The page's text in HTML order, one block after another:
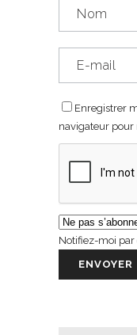
Enregistrer
navigateur pour
Notifiez-moi par